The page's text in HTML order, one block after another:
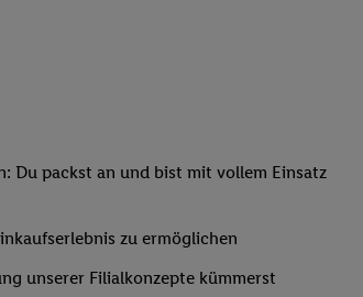
Du packst an und bist mit vollem Einsatz
zu ermöglichen
unserer Filialkonzepte kümmerst